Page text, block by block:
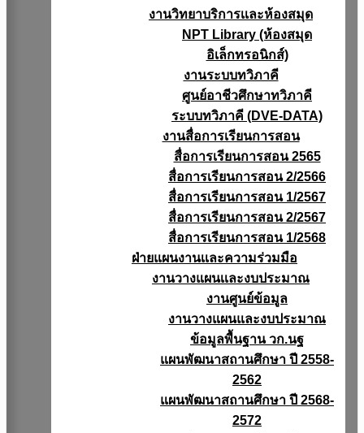
งานวิทยาบริการเเละห้องสมุด
NPT Library (ห้องสมุด
อิเล็กทรอนิกส์)
งานระบบทวิภาคี
ศูนย์อาชีวศึกษาทวิภาคี
ระบบทวิภาคี (DVE-DATA)
งานสื่อการเรียนการสอน
สื่อการเรียนการสอน 2565
สื่อการเรียนการสอน 2/2566
สื่อการเรียนการสอน 1/2567
สื่อการเรียนการสอน 2/2567
สื่อการเรียนการสอน 1/2568
ฝ่ายแผนงานเเละความร่วมมือ
งานวางแผนเเละงบประมาณ
งานศูนย์ข้อมูล
งานวางแผนและงบประมาณ
ข้อมูลพื้นฐาน วก.นฐ
แผนพัฒนาสถานศึกษา ปี 2558-
2562
แผนพัฒนาสถานศึกษา ปี 2568-
2572